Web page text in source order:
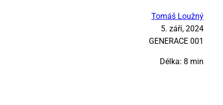
Tomáš Loužný
5. září, 2024
GE­NE­RA­CE 001
Délka: 8 min